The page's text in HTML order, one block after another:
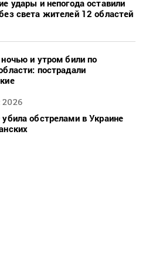
удары и непогода оставили
света жителей 12 областей
и утром били по
пострадали
2026
обстрелами в Украине